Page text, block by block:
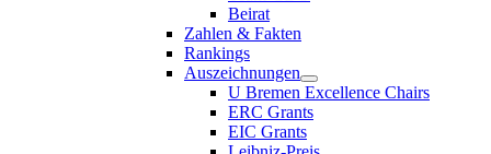
Beirat
Zahlen & Fakten
Rankings
Auszeichnungen
U Bremen Excellence Chairs
ERC Grants
EIC Grants